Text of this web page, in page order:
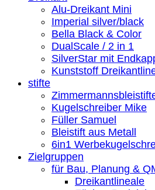
Alu-Dreikant Mini
Imperial silver/black
Bella Black & Color
DualScale / 2 in 1
SilverStar mit
Kunststoff
stifte
Kugelschreiber Mike
Füller Samuel
Bleistift aus Metall
6in1
Zielgruppen
für Bau, Planung &
Dreikantlineale